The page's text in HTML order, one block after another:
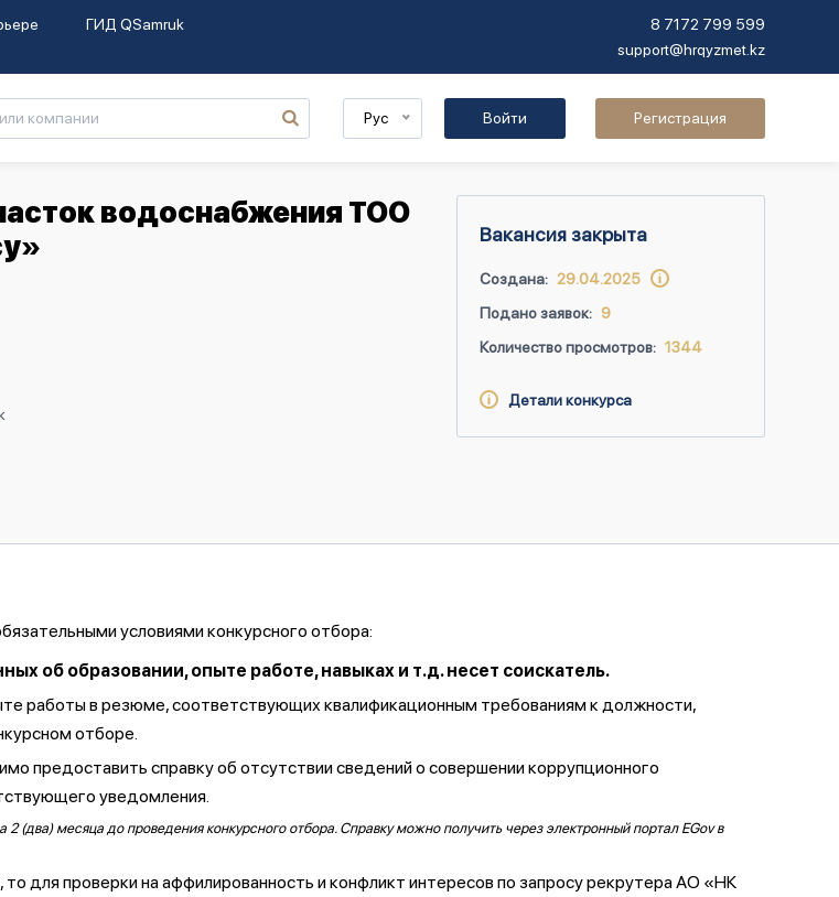
ГИД QSamruk
8 7172 799 599
support@hrqyzmet.kz
Рус Войти Регистрация
водоснабжения ТОО
Вакансия закрыта
Создана: 29.04.2025
Подано заявок: 9
Количество просмотров: 1344
Детали конкурса
условиями конкурсного отбора:
об образовании, опыте работе, навыках и т.д. несет соискатель.
работы в резюме, соответствующих квалификационным требованиям к должности,
отборе.
предоставить справку об отсутствии сведений о совершении коррупционного
уведомления.
месяца до проведения конкурсного отбора. Справку можно получить через электронный портал EGov в
для проверки на аффилированность и конфликт интересов по запросу рекрутера АО «НК